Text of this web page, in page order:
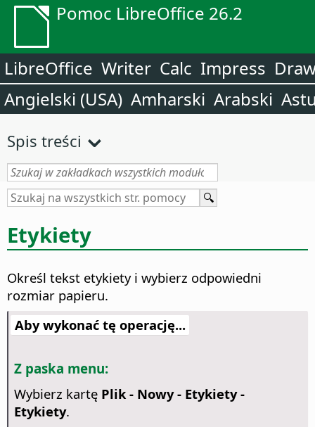
Pomoc LibreOffice 26.2
LibreOffice Writer Calc Impress
Angielski (USA) Amharski Arabski
Spis treści
Etykiety
Określ tekst etykiety i wybierz odpowiedni
rozmiar papieru.
Aby wykonać tę operację...
Z paska menu:
Wybierz kartę Plik - Nowy - Etykiety -
Etykiety.